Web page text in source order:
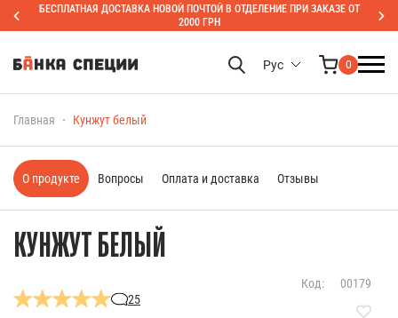
БЕСПЛАТНАЯ ДОСТАВКА НОВОЙ ПОЧТОЙ В ОТДЕЛЕНИЕ ПРИ ЗАКАЗЕ ОТ
2000 ГРН
Рус 0
Главная Кунжут белый
КУНЖУТ БЕЛЫЙ
25
Код: 00179
О продукте Вопросы Оплата и доставка Отзывы